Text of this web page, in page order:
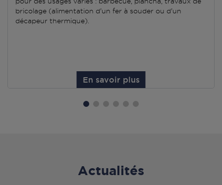
bricolage (alimentation d'un fer à souder ou d'un
décapeur thermique).
En savoir plus
Actualités